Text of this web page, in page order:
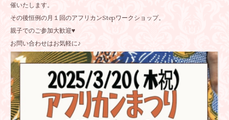
催いたします。
その後恒例の月１回のアフリカンStepワークショップ。
親子でのご参加大歓迎♥
お問い合わせはお気軽に♪